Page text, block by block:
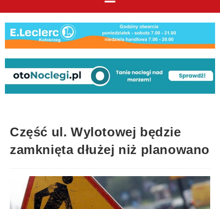
Część ul. Wylotowej będzie
zamknięta dłużej niż planowano